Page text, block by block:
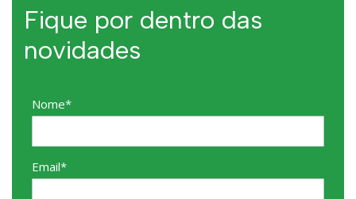
Fique por dentro das
novidades
Nome*
Email*